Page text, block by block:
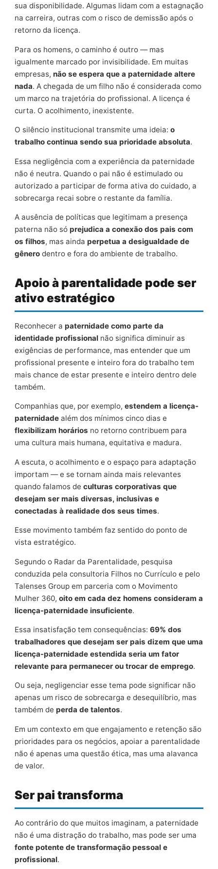
sua disponibilidade. Algumas lidam com a estagnação
na carreira, outras com o risco de demissão após o
retorno da licença.
Para os homens, o caminho é outro — mas
igualmente marcado por invisibilidade. Em muitas
empresas, não se espera que a paternidade altere
nada. A chegada de um filho não é considerada como
um marco na trajetória do profissional. A licença é
curta. O acolhimento, inexistente.
O silêncio institucional transmite uma ideia: o
trabalho continua sendo sua prioridade absoluta.
Essa negligência com a experiência da paternidade
não é neutra. Quando o pai não é estimulado ou
autorizado a participar de forma ativa do cuidado, a
sobrecarga recai sobre o restante da família.
A ausência de políticas que legitimam a presença
paterna não só prejudica a conexão dos pais com
os filhos, mas ainda perpetua a desigualdade de
gênero dentro e fora do ambiente de trabalho.
Apoio à parentalidade pode ser
ativo estratégico
Reconhecer a paternidade como parte da
identidade profissional não significa diminuir as
exigências de performance, mas entender que um
profissional presente e inteiro fora do trabalho tem
mais chance de estar presente e inteiro dentro dele
também.
Companhias que, por exemplo, estendem a licença-
paternidade além dos mínimos cinco dias e
flexibilizam horários no retorno contribuem para
uma cultura mais humana, equitativa e madura.
A escuta, o acolhimento e o espaço para adaptação
importam — e se tornam ainda mais relevantes
quando falamos de culturas corporativas que
desejam ser mais diversas, inclusivas e
conectadas à realidade dos seus times.
Esse movimento também faz sentido do ponto de
vista estratégico.
Segundo o Radar da Parentalidade, pesquisa
conduzida pela consultoria Filhos no Currículo e pelo
Talenses Group em parceria com o Movimento
Mulher 360, oito em cada dez homens consideram a
licença-paternidade insuficiente.
Essa insatisfação tem consequências: 69% dos
trabalhadores que desejam ser pais dizem que uma
licença-paternidade estendida seria um fator
relevante para permanecer ou trocar de emprego.
Ou seja, negligenciar esse tema pode significar não
apenas um risco de sobrecarga e desequilíbrio, mas
também de perda de talentos.
Em um contexto em que engajamento e retenção são
prioridades para os negócios, apoiar a parentalidade
não é apenas uma questão ética, mas uma alavanca
de valor.
Ser pai transforma
Ao contrário do que muitos imaginam, a paternidade
não é uma distração do trabalho, mas pode ser uma
fonte potente de transformação pessoal e
profissional.